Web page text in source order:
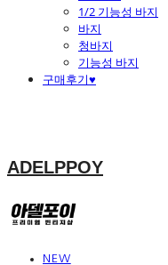
1/2 기능성 바지
바지
청바지
기능성 바지
구매후기♥
ADELPPOY
NEW